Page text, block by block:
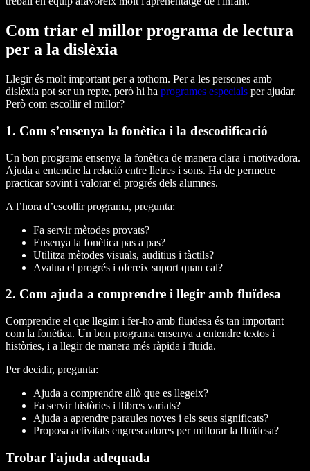
Com triar el millor programa de lectura
per a la dislèxia
Llegir és molt important per a tothom. Per a les persones amb
dislèxia pot ser un repte, però hi ha programes especials per ajudar.
Però com escollir el millor?
1. Com s’ensenya la fonètica i la descodificació
Un bon programa ensenya la fonètica de manera clara i motivadora.
Ajuda a entendre la relació entre lletres i sons. Ha de permetre
practicar sovint i valorar el progrés dels alumnes.
A l’hora d’escollir programa, pregunta:
Fa servir mètodes provats?
Ensenya la fonètica pas a pas?
Utilitza mètodes visuals, auditius i tàctils?
Avalua el progrés i ofereix suport quan cal?
2. Com ajuda a comprendre i llegir amb fluïdesa
Comprendre el que llegim i fer-ho amb fluïdesa és tan important
com la fonètica. Un bon programa ensenya a entendre textos i
històries, i a llegir de manera més ràpida i fluida.
Per decidir, pregunta:
Ajuda a comprendre allò que es llegeix?
Fa servir històries i llibres variats?
Ajuda a aprendre paraules noves i els seus significats?
Proposa activitats engrescadores per millorar la fluïdesa?
Trobar l'ajuda adequada